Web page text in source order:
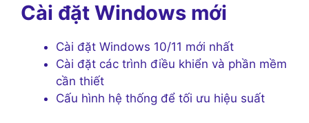
Cài đặt Windows mới
Cài đặt Windows 10/11 mới nhất
Cài đặt các trình điều khiển và phần mềm
cần thiết
Cấu hình hệ thống để tối ưu hiệu suất